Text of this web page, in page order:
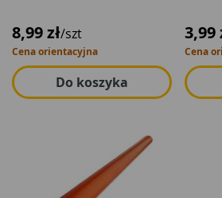
8,99 zł/szt
Cena orientacyjna
Do koszyka
3,99
Cena